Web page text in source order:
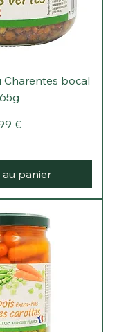
Charentes bocal
€
panier